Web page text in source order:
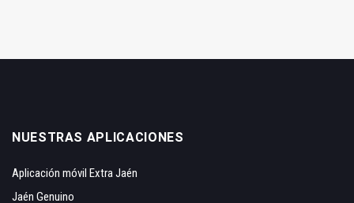
NUESTRAS APLICACIONES
Aplicación móvil Extra Jaén
Jaén Genuino